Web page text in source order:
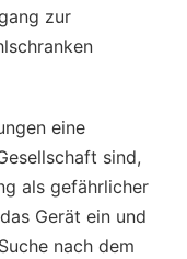
zur
eine
sind,
als gefährlicher
Gerät ein und
nach dem